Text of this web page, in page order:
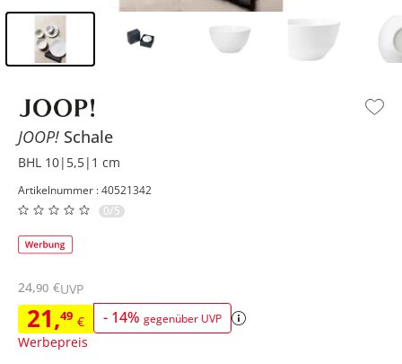
JOOP! Schale
BHL 10|5,5|1 cm
Artikelnummer : 40521342
0/5
21,49 € - 14% gegenüber UVP
Werbepreis
24,90 €UVP